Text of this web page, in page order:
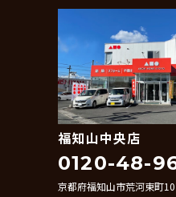
福知山中央店
0120-48-
京都府福知山市荒河東町